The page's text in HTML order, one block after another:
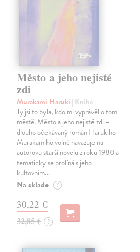
Město a jeho nejisté
zdi
Murakami Haruki | Kniha
Ty jsi to byla, kdo mi vyprávěl o tom
městě. Město a jeho nejisté zdi –
dlouho očekávaný román Harukiho
Murakamiho volně navazuje na
autorovu starší novelu z roku 1980 a
tematicky se prolíná s jeho
kultovním…
Na sklade ?
30,22 €
32,85 € ?